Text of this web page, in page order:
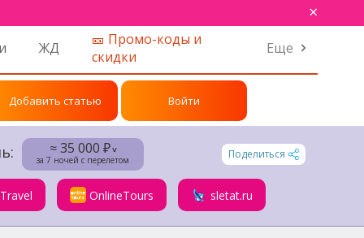
×
ЖД
🎫 Промо-коды и
скидки
Еще
Добавить статью Войти
≈ 35 000 ₽˅
за 7 ночей с перелетом
Поделиться
OnlineTours sletat.ru